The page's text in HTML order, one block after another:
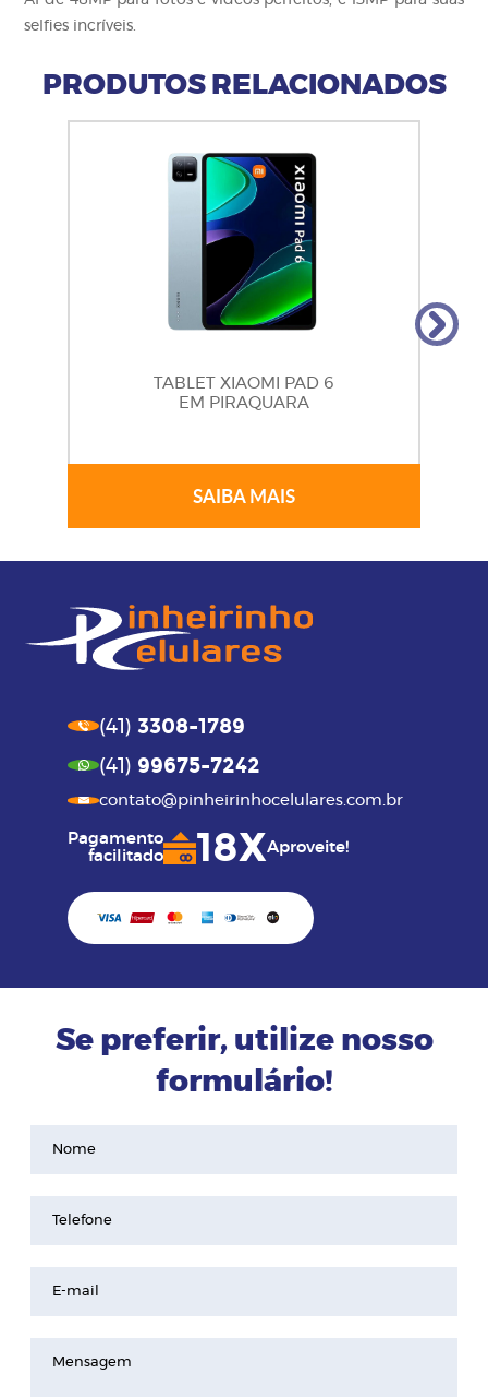
selfies incríveis.
PRODUTOS RELACIONADOS
TABLET XIAOMI PAD 6
EM PIRAQUARA
SAIBA MAIS
(41) 3308-1789
(41) 99675-7242
contato@pinheirinhocelulares.com.br
Pagamento
facilitado
18XAproveite!
Se preferir, utilize nosso
formulário!
Nome
Telefone
E-mail
Mensagem